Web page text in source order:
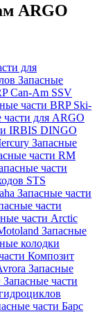
ARGO
для
Запасные
Can-Am SSV
части BRP Ski-
части для ARGO
IRBIS DINGO
Запасные
части RM
части
STS
Запасные части
части
части Arctic
Запасные
колодки
Композит
Запасные
Запасные части
части Барс